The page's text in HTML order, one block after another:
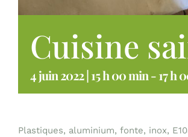
Cuisine
4 juin 2022 | 15 h 00 min-17 h
Plastiques, aluminium, fonte, inox,